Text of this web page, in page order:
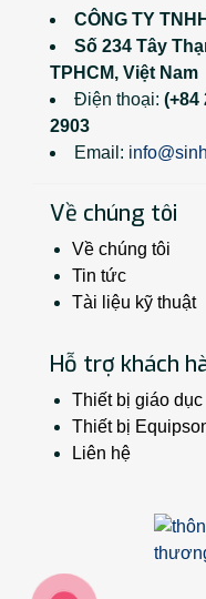
CÔNG TY
Số 234 Tây
TPHCM, Việt Nam
Điện thoại: (+84
2903
Email:
Về chúng tôi
Về chúng tôi
Tin tức
Tài liệu kỹ thuật
Hỗ trợ khách
Thiết bị giáo dục
Thiết bị
Liên hệ